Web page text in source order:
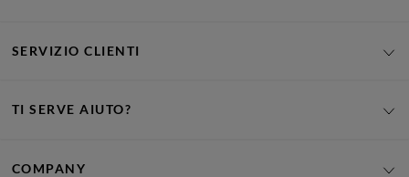
SERVIZIO CLIENTI
TI SERVE AIUTO?
COMPANY